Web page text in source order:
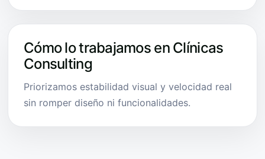
Cómo lo trabajamos en Clínicas
Consulting
Priorizamos estabilidad visual y velocidad real
sin romper diseño ni funcionalidades.